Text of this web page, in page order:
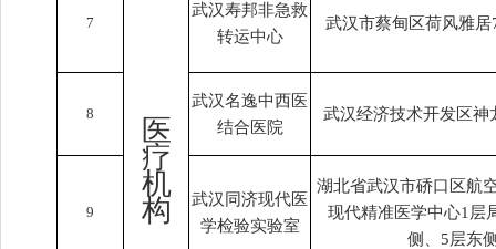
医
疗
机
构
7
武汉寿邦非急救
转运中心
武汉市蔡甸区荷风雅居
8
武汉名逸中西医
结合医院
武汉经济技术开发区神
9
武汉同济现代医
学检验实验室
湖北省武汉市硚口区航
现代精准医学中心1层
侧、5层东